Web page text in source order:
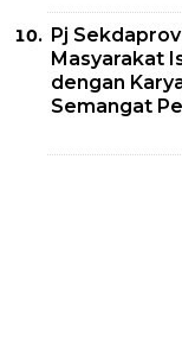
Pj
Masyarakat
dengan
Semangat